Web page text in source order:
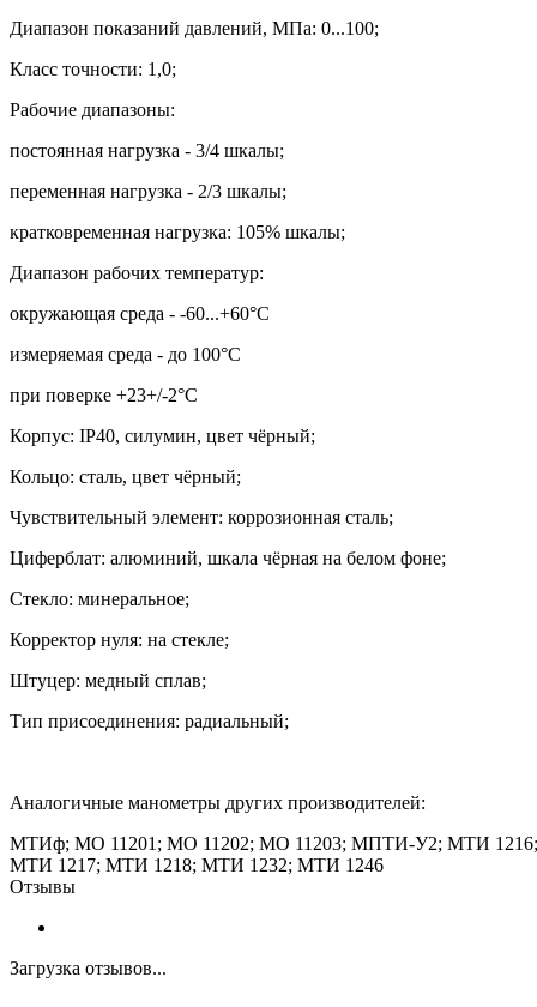
Диапазон показаний давлений, МПа: 0...100;
Класс точности: 1,0;
Рабочие диапазоны:
постоянная нагрузка - 3/4 шкалы;
переменная нагрузка - 2/3 шкалы;
кратковременная нагрузка: 105% шкалы;
Диапазон рабочих температур:
окружающая среда - -60...+60°С
измеряемая среда - до 100°С
при поверке +23+/-2°С
Корпус: IP40, силумин, цвет чёрный;
Кольцо: сталь, цвет чёрный;
Чувствительный элемент: коррозионная сталь;
Циферблат: алюминий, шкала чёрная на белом фоне;
Стекло: минеральное;
Корректор нуля: на стекле;
Штуцер: медный сплав;
Тип присоединения: радиальный;
Аналогичные манометры других производителей:
МТИф; МО 11201; МО 11202; МО 11203; МПТИ-У2; МТИ 1216;
МТИ 1217; МТИ 1218; МТИ 1232; МТИ 1246
Отзывы
Загрузка отзывов...